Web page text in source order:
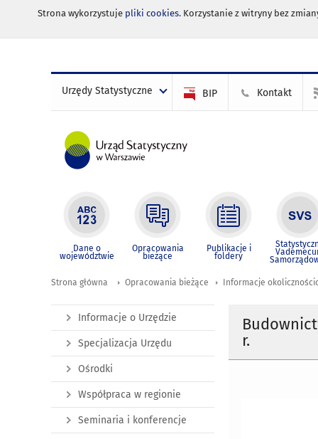
Strona wykorzystuje pliki cookies. Korzystanie z witryny bez
Urzędy Statystyczne BIP Kontakt
Dane o
województwie
Opracowania
bieżące
Publikacje i
foldery
Strona główna Opracowania bieżące Informacje
r.
Informacje o Urzędzie
Specjalizacja Urzędu
Ośrodki
Współpraca w regionie
Seminaria i konferencje